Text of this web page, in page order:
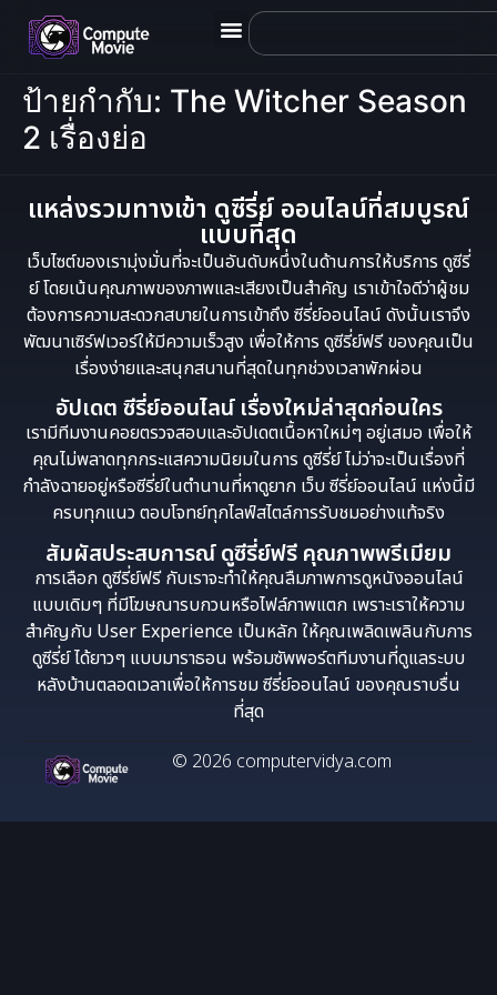
ป้ายกำกับ: The Witcher Season
2 เรื่องย่อ
แหล่งรวมทางเข้า ดูซีรี่ย์ ออนไลน์ที่สมบูรณ์
แบบที่สุด
เว็บไซต์ของเรามุ่งมั่นที่จะเป็นอันดับหนึ่งในด้านการให้บริการ ดูซีรี่
ย์ โดยเน้นคุณภาพของภาพและเสียงเป็นสำคัญ เราเข้าใจดีว่าผู้ชม
ต้องการความสะดวกสบายในการเข้าถึง ซีรี่ย์ออนไลน์ ดังนั้นเราจึง
พัฒนาเซิร์ฟเวอร์ให้มีความเร็วสูง เพื่อให้การ ดูซีรี่ย์ฟรี ของคุณเป็น
เรื่องง่ายและสนุกสนานที่สุดในทุกช่วงเวลาพักผ่อน
อัปเดต ซีรี่ย์ออนไลน์ เรื่องใหม่ล่าสุดก่อนใคร
เรามีทีมงานคอยตรวจสอบและอัปเดตเนื้อหาใหม่ๆ อยู่เสมอ เพื่อให้
คุณไม่พลาดทุกกระแสความนิยมในการ ดูซีรี่ย์ ไม่ว่าจะเป็นเรื่องที่
กำลังฉายอยู่หรือซีรี่ย์ในตำนานที่หาดูยาก เว็บ ซีรี่ย์ออนไลน์ แห่งนี้มี
ครบทุกแนว ตอบโจทย์ทุกไลฟ์สไตล์การรับชมอย่างแท้จริง
สัมผัสประสบการณ์ ดูซีรี่ย์ฟรี คุณภาพพรีเมียม
การเลือก ดูซีรี่ย์ฟรี กับเราจะทำให้คุณลืมภาพการดูหนังออนไลน์
แบบเดิมๆ ที่มีโฆษณารบกวนหรือไฟล์ภาพแตก เพราะเราให้ความ
สำคัญกับ User Experience เป็นหลัก ให้คุณเพลิดเพลินกับการ
ดูซีรี่ย์ ได้ยาวๆ แบบมาราธอน พร้อมซัพพอร์ตทีมงานที่ดูแลระบบ
หลังบ้านตลอดเวลาเพื่อให้การชม ซีรี่ย์ออนไลน์ ของคุณราบรื่น
ที่สุด
© 2026 computervidya.com